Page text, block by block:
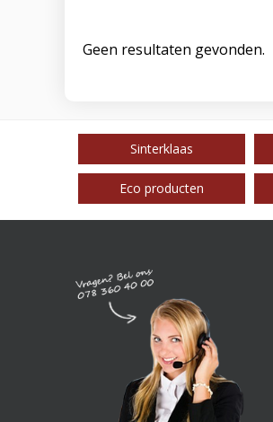
Geen resultaten gevonden.
Sinterklaas
Eco producten